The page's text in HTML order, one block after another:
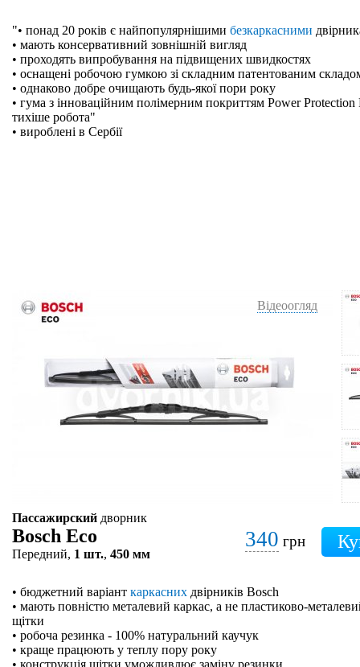
"• понад 20 років є найпопулярнішими безкаркасними
• мають консервативний зовнішній вигляд
• проходять випробування на підвищених швидкостях
• оснащені робочою гумкою зі складним патентованим
• однаково добре очищають будь-якої пори року
• гума з інноваційним полімерним покриттям Power
тихіше робота"
• вироблені в Сербії
Відеоогляд
Пассажирский дворник
Bosch Eco
Передний, 1 шт., 450 мм
340 грн
• бюджетний варіант каркасних двірників Bosch
• мають повністю металевий каркас, а не пластиково-
щітки
• робоча резинка - 100% натуральний каучук
• краще працюють у теплу пору року
• конструкція щітки уможливлює заміну резинки